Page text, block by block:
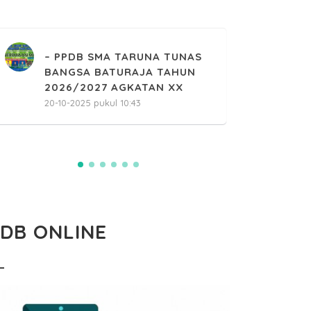
PPDB SMA TARUNA TUNAS
BANGSA BATURAJA TAHUN
2026/2027 AGKATAN XX
20-10-2025 pukul 10:43
ONLINE